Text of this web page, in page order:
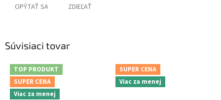
OPÝTAŤ SA ZDIEĽAŤ
Súvisiaci tovar
TOP PRODUKT
SUPER CENA
Viac za menej
SUPER CENA
Viac za menej